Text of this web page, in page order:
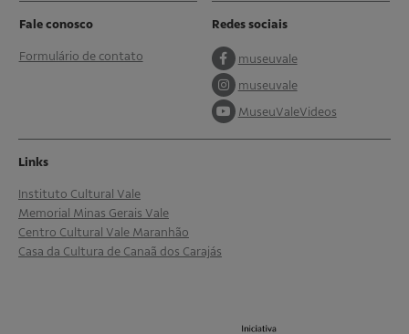
Fale conosco
Formulário de contato
Redes sociais
museuvale
museuvale
MuseuValeVideos
Links
Instituto Cultural Vale
Memorial Minas Gerais Vale
Centro Cultural Vale Maranhão
Casa da Cultura de Canaã dos Carajás